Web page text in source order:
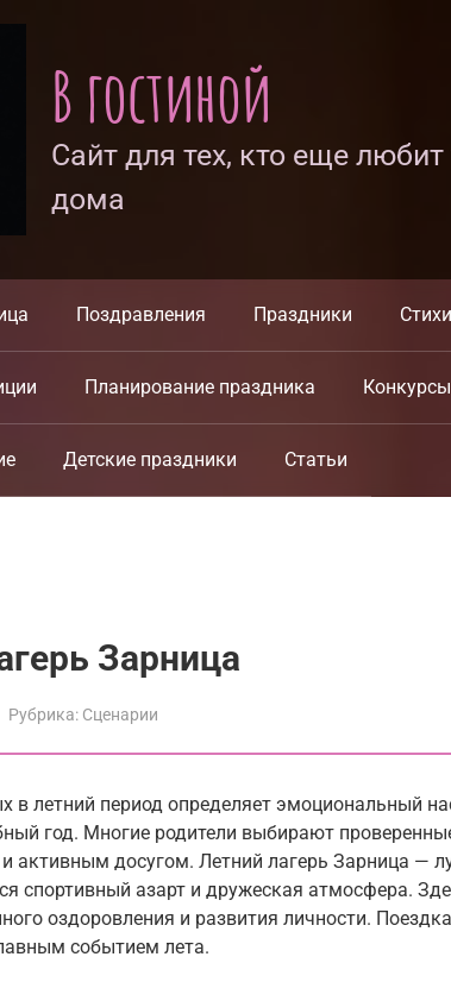
В гостиной
Сайт для тех, кто еще
дома
Поздравления Праздники Стихи
Планирование праздника
Детские праздники Статьи
Зарница
Рубрика: Сценарии
в летний период определяет эмоциональный
год. Многие родители выбирают
активным досугом. Летний лагерь Зарница —
спортивный азарт и дружеская атмосфера.
оздоровления и развития личности.
событием лета.